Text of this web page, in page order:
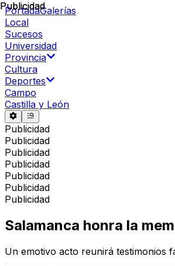
PortadaGalerías
Local
Sucesos
Universidad
Provincia
Cultura
Deportes
Campo
Castilla y León
Publicidad
Publicidad
Publicidad
Publicidad
Publicidad
Publicidad
Publicidad
Publicidad
Salamanca honra la
Un emotivo acto reunirá testimonios
Publicidad